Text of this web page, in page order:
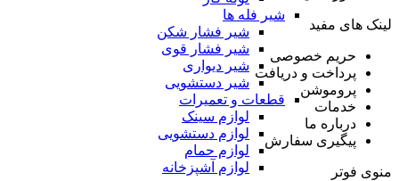
شیر فله ها
شیر فشار شکن
شیر فشار قوی
شیر دیواری
شیر دستشویی
قطعات و تعمیرات
لوازم سینک
لوازم دستشویی
لوازم حمام
لوازم آشپزخانه
لینک های مفید
حریم خصوصی
پرداخت و دریافت
پروموشن
خدمات
درباره ما
پیگیری سفارش
منوی فوتر